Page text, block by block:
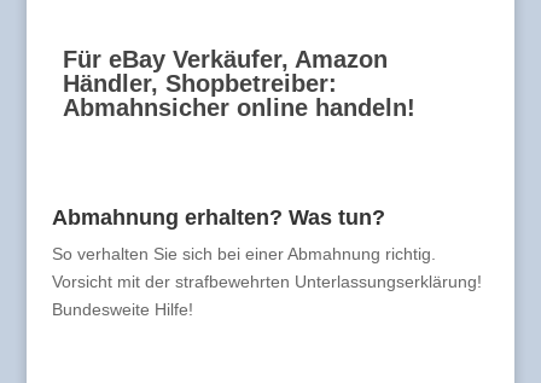
Für eBay Verkäufer, Amazon
Händler, Shopbetreiber:
Abmahnsicher online handeln!
Abmahnung erhalten? Was tun?
So verhalten Sie sich bei einer Abmahnung richtig.
Vorsicht mit der strafbewehrten Unterlassungserklärung!
Bundesweite Hilfe!